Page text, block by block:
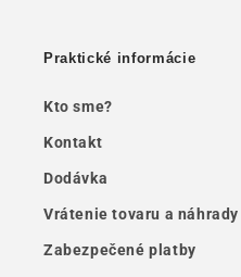
Praktické informácie
Kto sme?
Kontakt
Dodávka
Vrátenie tovaru a náhrady
Zabezpečené platby